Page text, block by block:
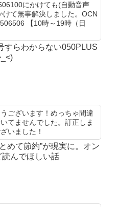
にかけても(自動音声
て無事解決しました。OCN
【10時～19時（日
すらわからない050PLUS
ございます！めっちゃ間違
てませんでした。訂正しま
いました！
めて節約”が現実に。オン
んでほしい話